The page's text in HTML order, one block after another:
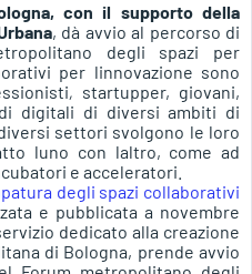
con il supporto della
, dà avvio al percorso di
degli spazi per
per linnovazione sono
, startupper, giovani,
digitali di diversi ambiti di
settori svolgono le loro
luno con laltro, come ad
e acceleratori.
degli spazi collaborativi
e pubblicata a novembre
dedicato alla creazione
di Bologna, prende avvio